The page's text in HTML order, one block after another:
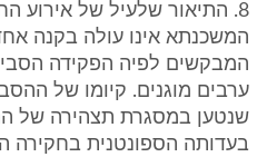
8. התיאור שלעיל של אירוע
המשכנתא אינו עולה בקנה
המבקשים לפיה הפקידה
ערבים מוגנים. קיומו של
שנטען במסגרת תצהירה של
בעדותה הספונטנית בחקירה